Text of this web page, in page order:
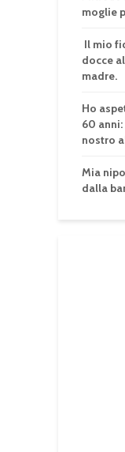
moglie
Il mio
docce
madre.
Ho
60
nostro
Mia
dalla